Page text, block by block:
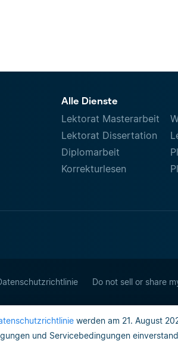
werden am 21. August
und Servicebedingungen
Alle Dienste
Lektorat Masterarbeit
Lektorat Dissertation
Diplomarbeit
Korrekturlesen
Do not sell or share